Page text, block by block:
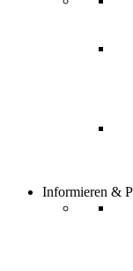
Informieren &